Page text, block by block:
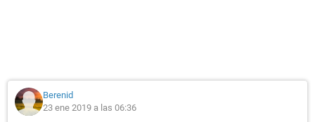
Berenid
23 ene 2019 a las 06:36